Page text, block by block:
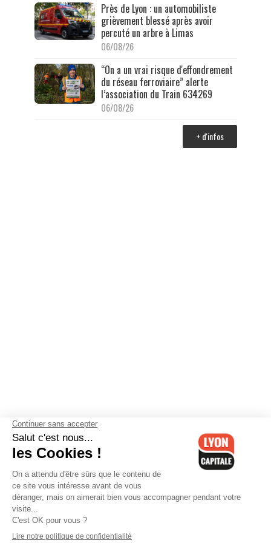
Près de Lyon : un automobiliste
grièvement blessé après avoir
percuté un arbre à Limas
06/08/26
“On a un vrai risque d'effondrement
du réseau ferroviaire” alerte
l’association du Train 634269
06/08/26
+ d'infos